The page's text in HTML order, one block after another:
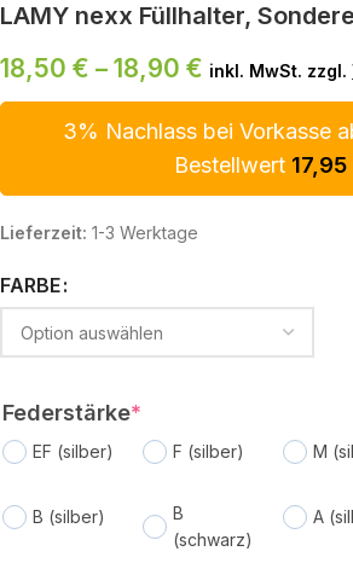
LAMY nexx Füllhalter,
18,50 € – 18,90 € inkl. MwSt. zzgl.
3% Nachlass bei Vorkasse
Bestellwert 17,95
Lieferzeit: 1-3 Werktage
FARBE
Federstärke*
EF (silber) F (silber) M
B (silber)
B
(schwarz)
A